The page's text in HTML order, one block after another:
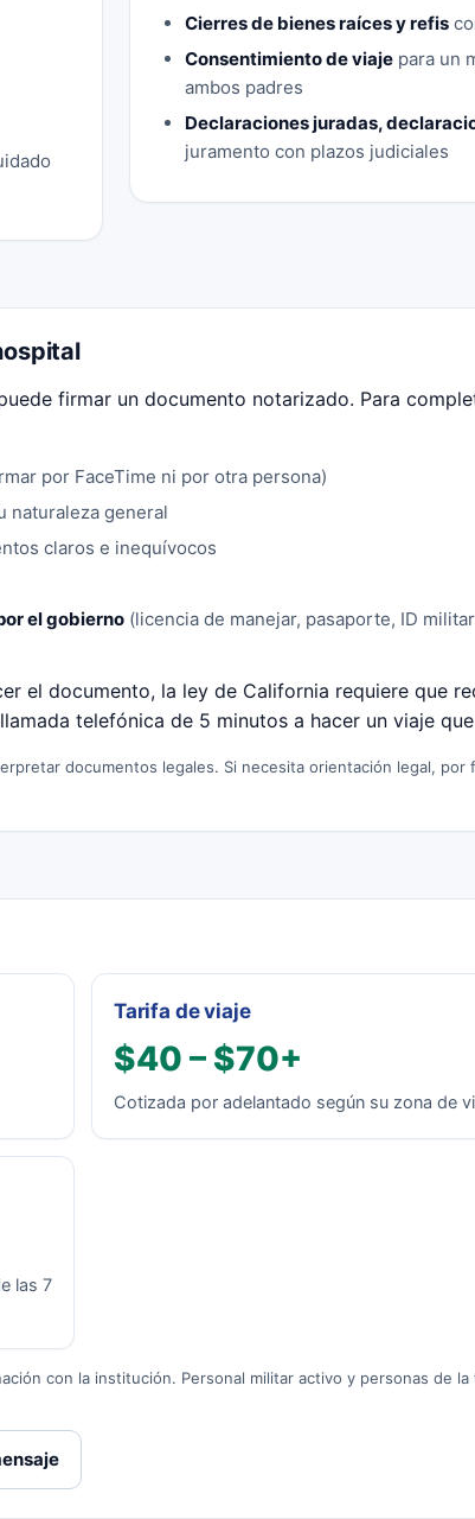
Cierres de bienes raíces y refis
Consentimiento de viajepara un
ambos padres
Declaraciones juradas,
juramento con plazos judiciales
firmar un documento notarizado. Para
por FaceTime ni por otra persona)
naturaleza general
claros e inequívocos
el gobierno (licencia de manejar, pasaporte, ID
el documento, la ley de California requiere que
telefónica de 5 minutos a hacer un viaje
documentos legales. Si necesita orientación legal,
Tarifa de viaje
$40 – $70+
Cotizada por adelantado según su zona de
las 7
con la institución. Personal militar activo y personas de